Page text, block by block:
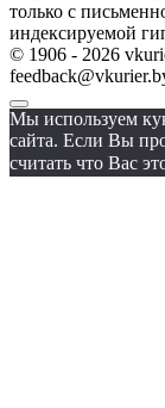
только с
индексируемой
© 1906 - 2026
Мы используем
сайта. Если Вы
считать что Вас